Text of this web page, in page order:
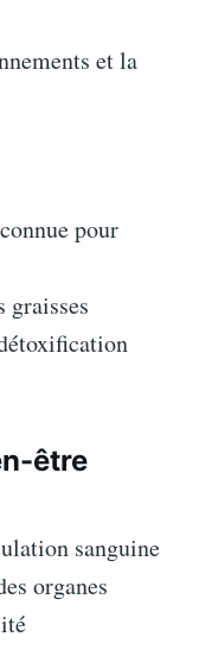
et la
pour
être
sanguine
organes